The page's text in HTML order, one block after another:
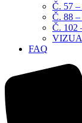
Č. 57 –
Č. 88 –
Č. 102
FAQ